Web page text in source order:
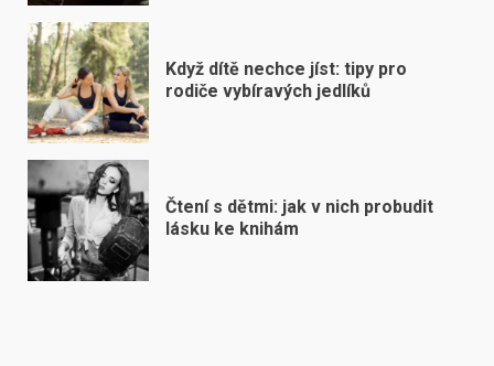
Když dítě nechce jíst: tipy pro
rodiče vybíravých jedlíků
Čtení s dětmi: jak v nich probudit
lásku ke knihám